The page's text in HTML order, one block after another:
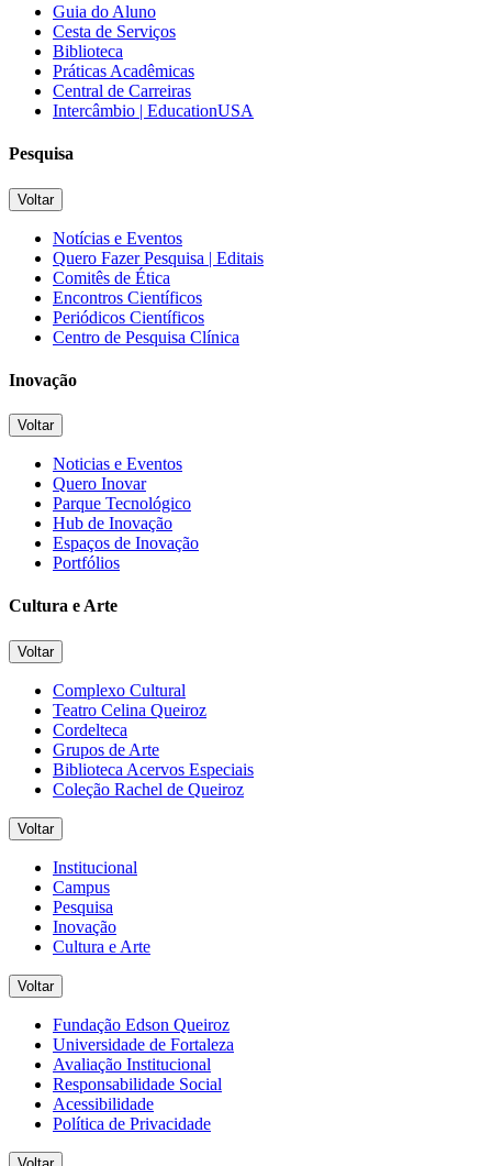
Guia do Aluno
Cesta de Serviços
Biblioteca
Práticas Acadêmicas
Central de Carreiras
Intercâmbio | EducationUSA
Pesquisa
Voltar
Notícias e Eventos
Quero Fazer Pesquisa | Editais
Comitês de Ética
Encontros Científicos
Periódicos Científicos
Centro de Pesquisa Clínica
Inovação
Voltar
Noticias e Eventos
Quero Inovar
Parque Tecnológico
Hub de Inovação
Espaços de Inovação
Portfólios
Cultura e Arte
Voltar
Complexo Cultural
Teatro Celina Queiroz
Cordelteca
Grupos de Arte
Biblioteca Acervos Especiais
Coleção Rachel de Queiroz
Voltar
Institucional
Campus
Pesquisa
Inovação
Cultura e Arte
Voltar
Fundação Edson Queiroz
Universidade de Fortaleza
Avaliação Institucional
Responsabilidade Social
Acessibilidade
Política de Privacidade